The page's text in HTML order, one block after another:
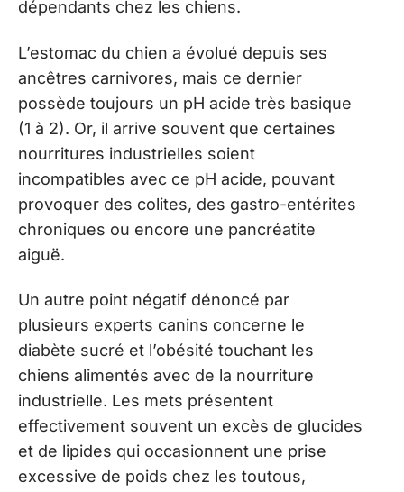
dépendants chez les chiens.
L’estomac du chien a évolué depuis ses
ancêtres carnivores, mais ce dernier
possède toujours un pH acide très basique
(1 à 2). Or, il arrive souvent que certaines
nourritures industrielles soient
incompatibles avec ce pH acide, pouvant
provoquer des colites, des gastro-entérites
chroniques ou encore une pancréatite
aiguë.
Un autre point négatif dénoncé par
plusieurs experts canins concerne le
diabète sucré et l’obésité touchant les
chiens alimentés avec de la nourriture
industrielle. Les mets présentent
effectivement souvent un excès de glucides
et de lipides qui occasionnent une prise
excessive de poids chez les toutous,